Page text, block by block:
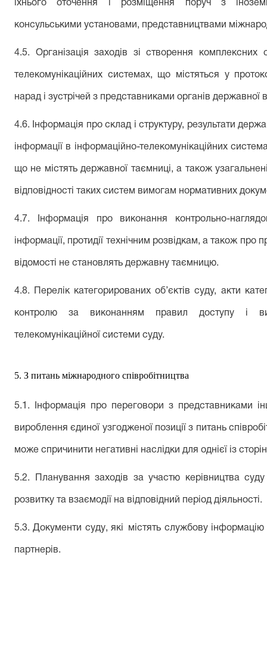
їхнього оточення і розміщення поруч з
консульськими установами, представництвами
4.5. Організація заходів зі створення
телекомунікаційних системах, що містяться у
нарад і зустрічей з представниками органів державної
4.6. Інформація про склад і структуру, результати
інформації в інформаційно-телекомунікаційних
що не містять державної таємниці, а також
відповідності таких систем вимогам нормативних
4. 7 . Інформація про виконання контрольно-
інформації, протидії технічним розвідкам, а також
відомості не становлять державну таємницю.
4.8. Перелік категорированих об’єктів суду, акти
контролю за виконанням правил доступу і
телекомунікаційної системи суду.
5. З питань міжнародного співробітництва
5.1. Інформація про переговори з представниками
вироблення єдиної узгодженої позиції з питань
може спричинити негативні наслідки для однієї із
5.2. ланування заходів за участю керівництвасуду
розвитку та взаємодії на відповідний період діяльності.
5.3.Документи суду, які містять службову інформацію
партнерів.